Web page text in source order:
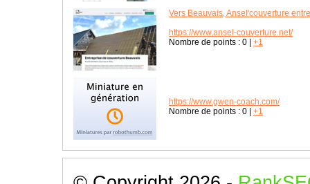
Vers Beauvais, Ansel'couverture
https://www.ansel-couverture.net/
Nombre de points : 0 +1
https://www.gwen-coach.com/
Nombre de points : 0 +1